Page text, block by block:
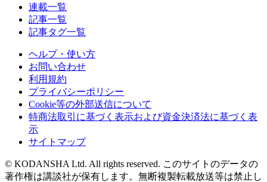
連載一覧
記事一覧
記事タグ一覧
ヘルプ・使い方
お問い合わせ
利用規約
プライバシーポリシー
Cookie等の外部送信について
特商法取引に基づく表示および資金決済法に基づく表
示
サイトマップ
© KODANSHA Ltd. All rights reserved. このサイトのデータの
著作権は講談社が保有します。無断複製転載放送等は禁止し